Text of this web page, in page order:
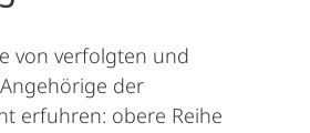
von verfolgten und
der
erfuhren: obere Reihe